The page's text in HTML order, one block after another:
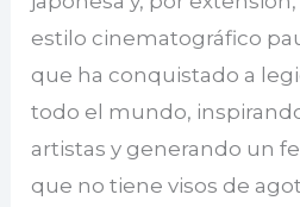
estilo cinematográfico
que ha conquistado a
todo el mundo,
artistas y generando un
que no tiene visos de